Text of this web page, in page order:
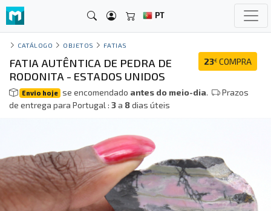
PT
CATÁLOGO OBJETOS FATIAS
23€ COMPRA
FATIA AUTÊNTICA DE PEDRA DE
RODONITA - ESTADOS UNIDOS
Envio hoje se encomendado antes do meio-dia.
Prazos
de entrega para Portugal : 3a 8dias úteis